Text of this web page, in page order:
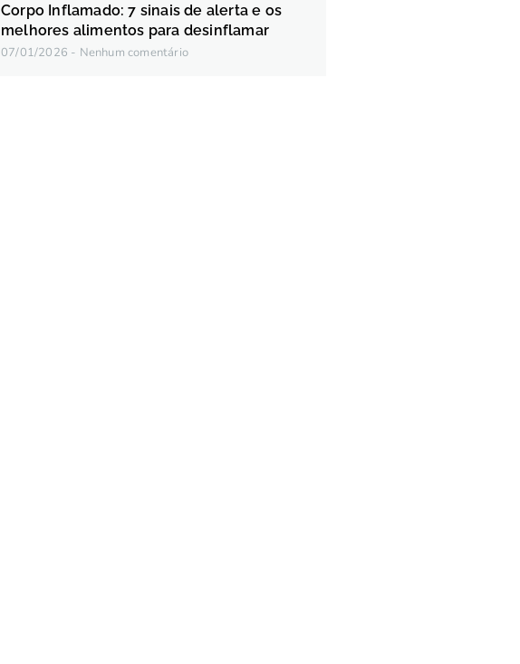
Corpo Inflamado: 7 sinais de alerta e os
melhores alimentos para desinflamar
07/01/2026 Nenhum comentário